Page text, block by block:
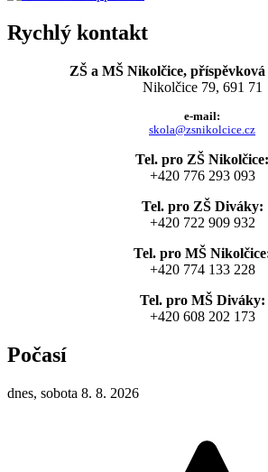
Rychlý kontakt
ZŠ a MŠ Nikolčice, příspěvková
Nikolčice 79, 691 71
e-mail:
skola@zsnikolcice.cz
Tel. pro ZŠ Nikolčice:
+420 776 293 093
Tel. pro ZŠ Diváky:
+420 722 909 932
Tel. pro MŠ
+420 774 133 228
Tel. pro MŠ Diváky:
+420 608 202 173
Počasí
dnes, sobota 8. 8. 2026